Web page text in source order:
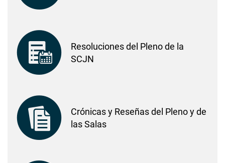
Resoluciones del Pleno de la
SCJN
Crónicas y Reseñas del Pleno y de
las Salas